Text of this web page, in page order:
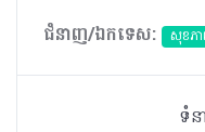
ជំនាញ/ឯកទេស:
សុខភា
ទំ